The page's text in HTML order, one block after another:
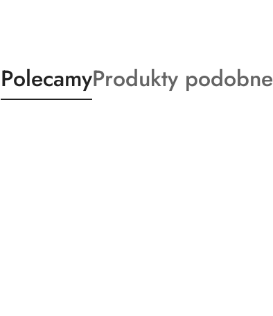
Produkty
o
PolecamyProdukty
o
Produkty podobne